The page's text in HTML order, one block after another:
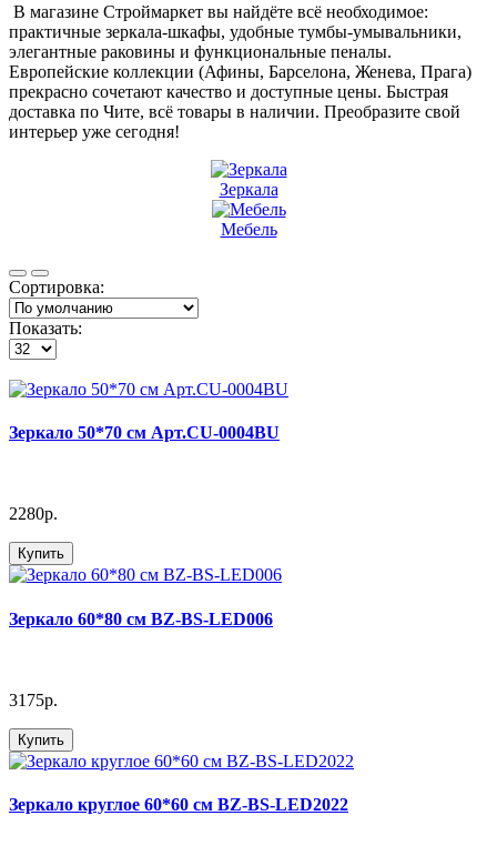
В магазине Строймаркет вы найдёте всё необходимое:
практичные зеркала-шкафы, удобные тумбы-умывальники,
элегантные раковины и функциональные пеналы.
Европейские коллекции (Афины, Барселона, Женева, Прага)
прекрасно сочетают качество и доступные цены. Быстрая
доставка по Чите, всё товары в наличии. Преобразите свой
интерьер уже сегодня!
Зеркала
Мебель
Сортировка:
Показать:
Зеркало 50*70 см Арт.CU-0004BU
2280р.
Купить
Зеркало 60*80 см BZ-BS-LED006
3175р.
Купить
Зеркало круглое 60*60 см BZ-BS-LED2022